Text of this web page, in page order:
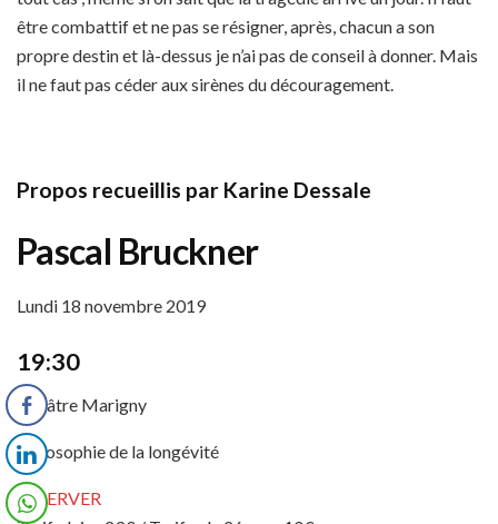
être combattif et ne pas se résigner, après, chacun a son
propre destin et là-dessus je n’ai pas de conseil à donner. Mais
il ne faut pas céder aux sirènes du découragement.
Propos recueillis par Karine Dessale
Pascal Bruckner
Lundi 18 novembre 2019
19:30
Théâtre Marigny
Philosophie de la longévité
RÉSERVER